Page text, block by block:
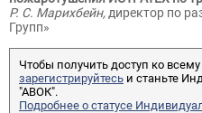
Р. С. Марихбейн, директор по
Групп»
Чтобы получить доступ ко всему
зарегистрируйтесь и станьте
"АВОК".
Подробнее о статусе